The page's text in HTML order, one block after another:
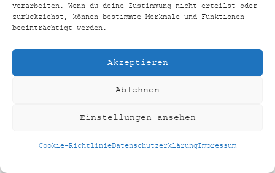
verarbeiten. Wenn du deine Zustimmung nicht erteilst oder
zurückziehst, können bestimmte Merkmale und Funktionen
beeinträchtigt werden.
Akzeptieren
Ablehnen
Einstellungen ansehen
Cookie-RichtlinieDatenschutzerklärungImpressum
COOKIE-RICHTLINIE (EU)
©TOP24VERGLEICH